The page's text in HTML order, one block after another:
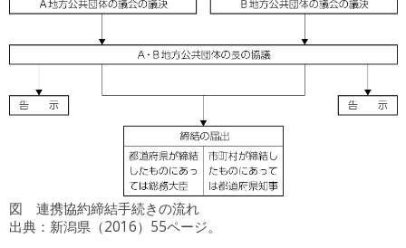
図 連携協約締結手続きの流れ
出典：新潟県（2016）55ページ。